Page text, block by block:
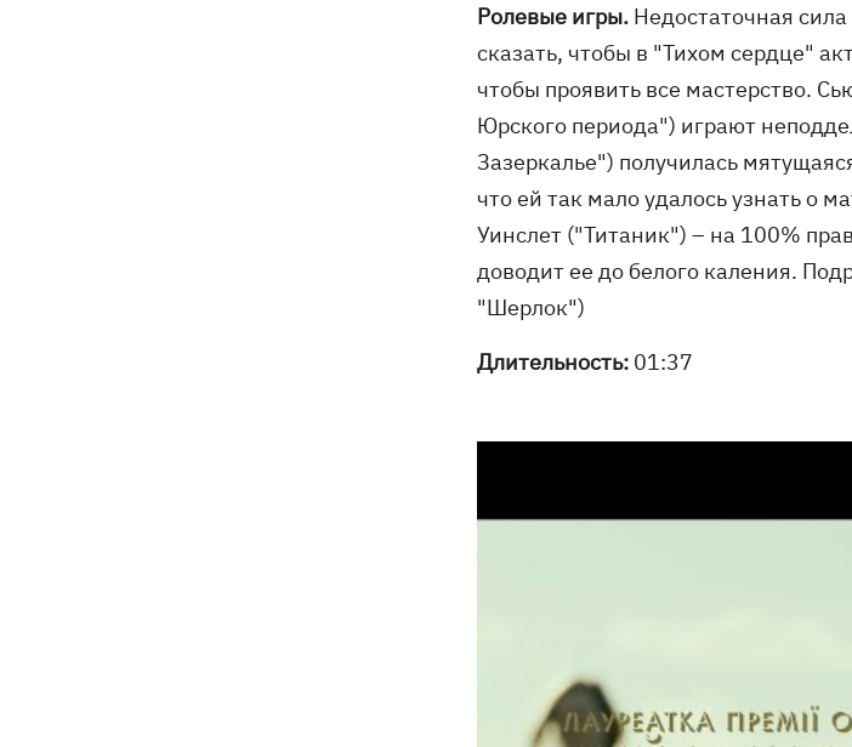
Ролевые игры. Недостаточная
сказать, чтобы в "Тихом сердце"
чтобы проявить все мастерство.
Юрского периода") играют
Зазеркалье") получилась
что ей так мало удалось узнать о
Уинслет ("Титаник") – на 100%
доводит ее до белого каления.
"Шерлок")
Длительность: 01:37